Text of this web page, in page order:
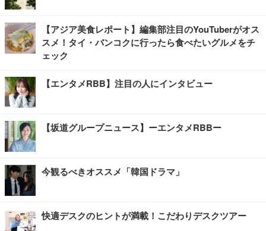
【アジア美食レポート】編集部注目のYouTuberがオス
スメ！タイ・バンコクに行ったら食べたいグルメをチ
ェック
【エンタメRBB】注目の人にインタビュー
【坂道グループニュース】ーエンタメRBBー
今観るべきオススメ「韓国ドラマ」
快適デスクのヒントが満載！こだわりデスクツアー